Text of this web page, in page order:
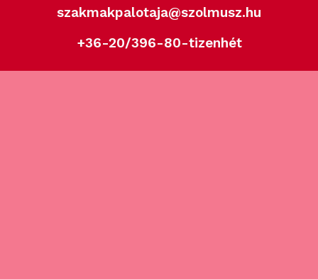
szakmakpalotaja@szolmusz.hu
+36-20/396-80-tizenhét